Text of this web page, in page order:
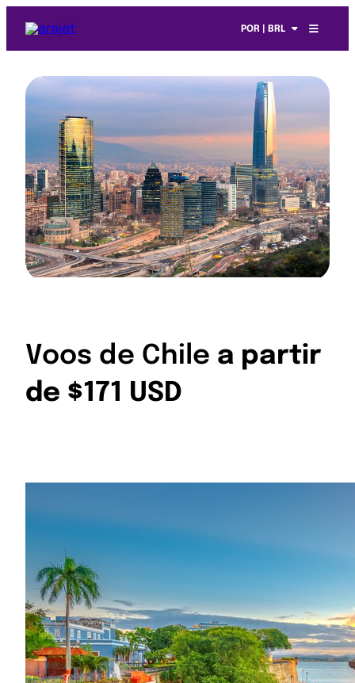
POR | BRL
Voos de Chile a partir
de $171 USD